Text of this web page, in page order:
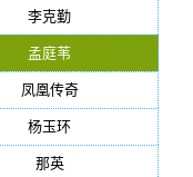
李克勤
孟庭苇
凤凰传奇
杨玉环
那英